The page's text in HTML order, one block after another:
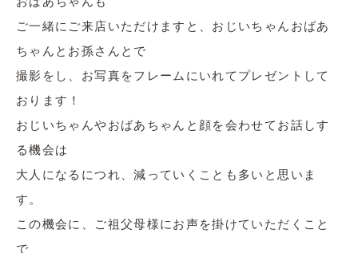
ご一緒にご来店いただけますと、おじいちゃんおばあ
ちゃんとお孫さんとで
撮影をし、お写真をフレームにいれてプレゼントして
おります！
おじいちゃんやおばあちゃんと顔を会わせてお話しす
る機会は
大人になるにつれ、減っていくことも多いと思いま
す。
この機会に、ご祖父母様にお声を掛けていただくこと
で